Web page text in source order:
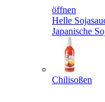
öffnen
Helle
Japanische
Chilisoßen